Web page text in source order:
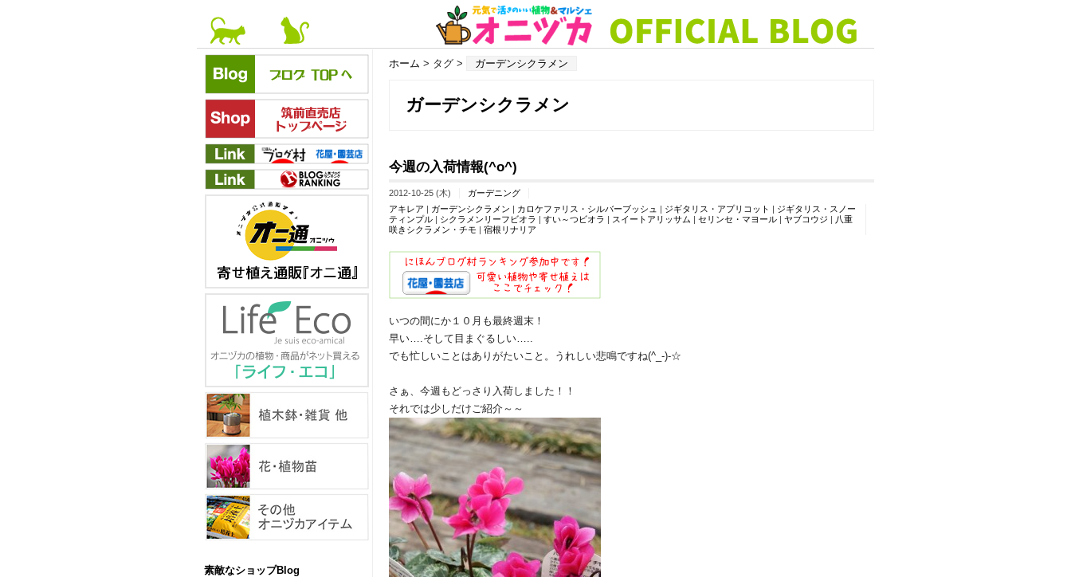
ホーム > タグ > ガーデンシクラメン
ガーデンシクラメン
今週の入荷情報(^o^)
2012-10-25 (木)
ガーデニング
アキレア | ガーデンシクラメン | カロケファリス・シルバーブッシュ | ジギタリス・アプリコット | ジギタリス・スノー
ティンプル | シクラメンリーフビオラ | すい～つビオラ | スイートアリッサム | セリンセ・マヨール | ヤブコウジ | 八重
咲きシクラメン・チモ | 宿根リナリア
いつの間にか１０月も最終週末！
早い….そして目まぐるしい…..
でも忙しいことはありがたいこと。うれしい悲鳴ですね(^_-)-☆
さぁ、今週もどっさり入荷しました！！
それでは少しだけご紹介～～
素敵なショップBlog